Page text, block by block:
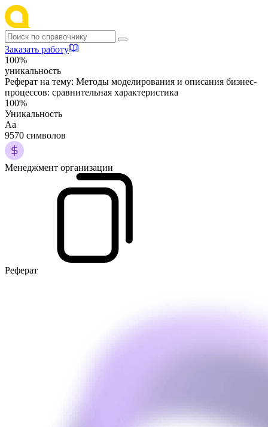
Заказать работу
100%
уникальность
Реферат на тему: Методы моделирования и описания бизнес-
процессов: сравнительная характеристика
100%
Уникальность
Аа
9570 символов
Менеджмент организации
Реферат